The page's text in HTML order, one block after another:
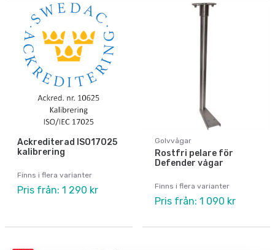
Ackrediterad ISO17025
kalibrering
Finns i flera varianter
Pris från: 1 290 kr
Golvvågar
Rostfri pelare för
Defender vågar
Finns i flera varianter
Pris från: 1 090 kr